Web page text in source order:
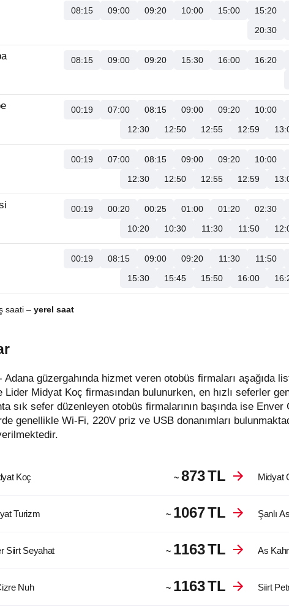
08:15 09:00 09:20 10:00 15:00 15:20
20:30
08:15 09:00 09:20 15:30 16:00 16:20
00:19 07:00 08:15 09:00 09:20 10:00
12:30
12:50 12:55 12:59
00:19 07:00 08:15 09:00 09:20 10:00
12:30
12:50 12:55 12:59
00:19 00:20 00:25 01:00 01:20 02:30
10:20
10:30 11:30 11:50
00:19 08:15 09:00 09:20 11:30 11:50
15:30
15:45 15:50 16:00
saati – yerel saat
Lider Midyat Koç firmasından bulunurken, en hızlı seferler
sık sefer düzenleyen otobüs firmalarının başında ise
genellikle Wi-Fi, 220V priz ve USB donanımları
Koç ~ 873TL Midyat
Turizm ~ 1067TL Şanlı
Siirt Seyahat ~ 1163TL As
Nuh ~ 1163TL Siirt